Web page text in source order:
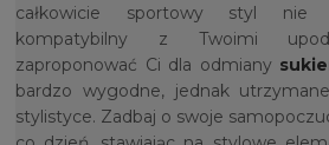
całkowicie sportowy styl nie
kompatybilny z Twoimi
zaproponować Ci dla odmiany
bardzo wygodne, jednak
stylistyce. Zadbaj o swoje